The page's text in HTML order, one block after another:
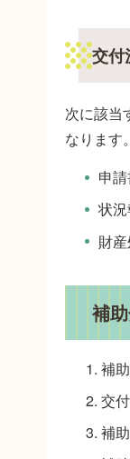
交付
次に該当
なります。
申
状
財
補
補
交
補